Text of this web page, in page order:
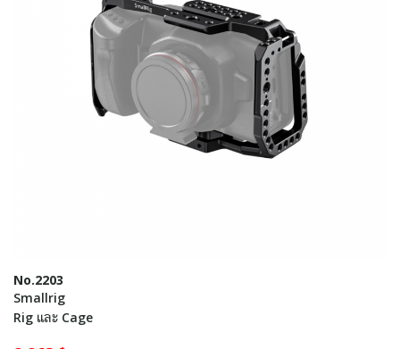
No.2203
Smallrig
Rig และ Cage